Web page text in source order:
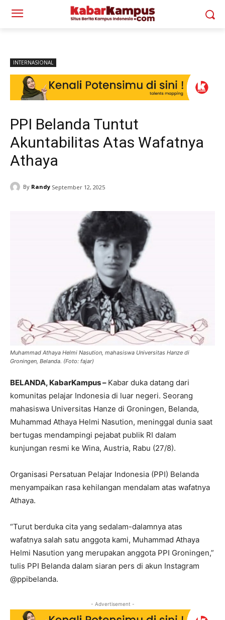
INTERNASIONAL
PPI Belanda Tuntut
Akuntabilitas Atas Wafatnya
Athaya
By Randy September 12, 2025
Muhammad Athaya Helmi Nasution, mahasiswa Universitas Hanze di
Groningen, Belanda. (Foto: fajar)
BELANDA, KabarKampus – Kabar duka datang dari
komunitas pelajar Indonesia di luar negeri. Seorang
mahasiswa Universitas Hanze di Groningen, Belanda,
Muhammad Athaya Helmi Nasution, meninggal dunia saat
bertugas mendampingi pejabat publik RI dalam
kunjungan resmi ke Wina, Austria, Rabu (27/8).
Organisasi Persatuan Pelajar Indonesia (PPI) Belanda
menyampaikan rasa kehilangan mendalam atas wafatnya
Athaya.
“Turut berduka cita yang sedalam-dalamnya atas
wafatnya salah satu anggota kami, Muhammad Athaya
Helmi Nasution yang merupakan anggota PPI Groningen,”
tulis PPI Belanda dalam siaran pers di akun Instagram
@ppibelanda.
- Advertisement -